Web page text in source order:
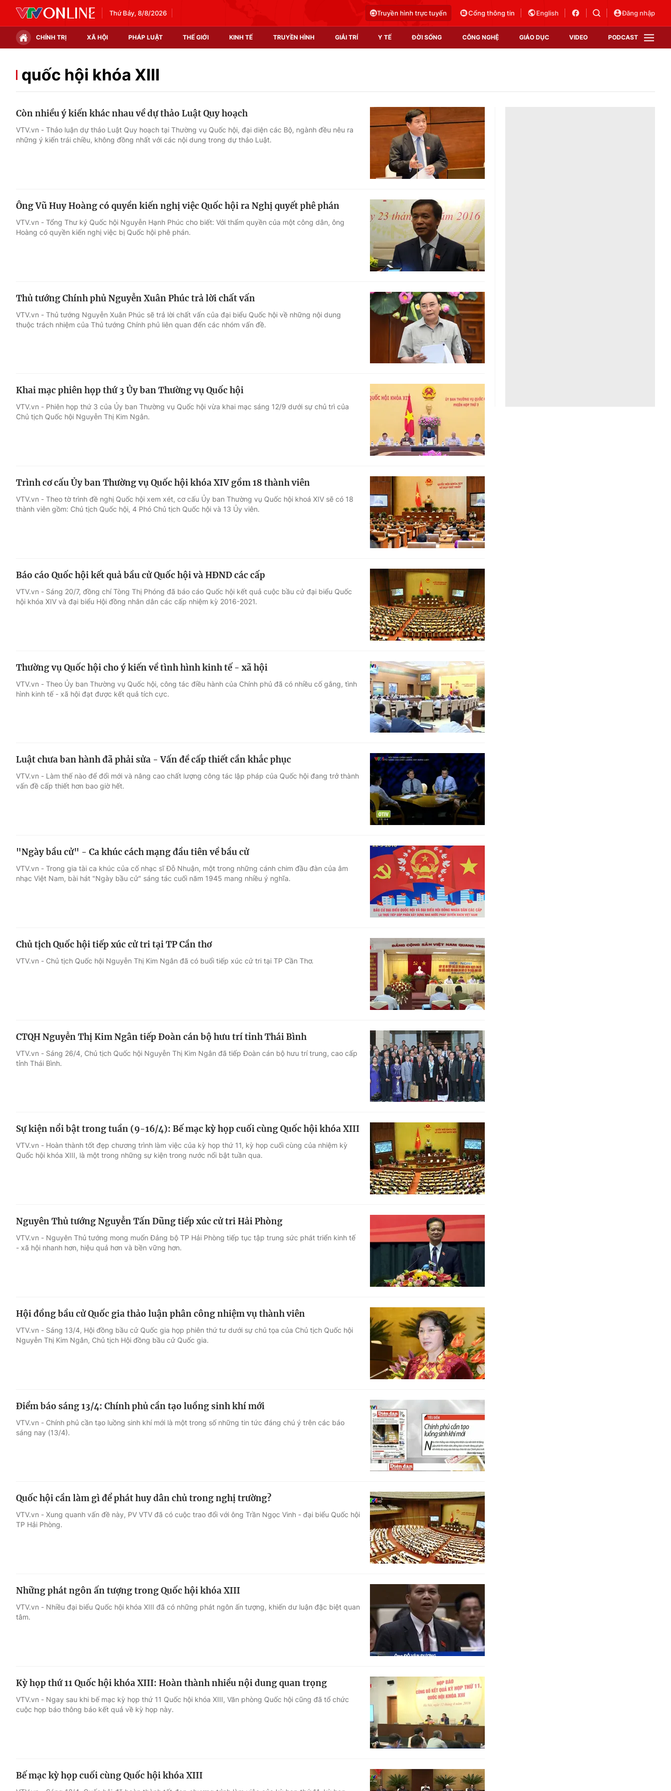
Thứ Bảy, 8/8/2026 Truyền hình trực tuyến Cổng thông tin English Đăng nhập
CHÍNH TRỊ XÃ HỘI PHÁP LUẬT THẾ GIỚI KINH TẾ TRUYỀN HÌNH GIẢI TRÍ Y TẾ ĐỜI SỐNG CÔNG NGHỆ GIÁO DỤC VIDEO PODCAST
Chính trị Xã hội
Thế giới đó đây
Thị trường
Hậu trường
Giải sao mai
Video
Shorts video
Podcast
EMagazine
Photo
Infographic
Góc ảnh
Điện ảnh
Âm nhạc
Sao
Du lịch
Làm đẹp
Chất lượng cuộc sống
Học trực tuyến
Công nghệ
Hitech Công nghệ tương lai
Sản phẩm
Thị trường
Tư vấn
VTV Sức khoẻ
quốc hội khóa XIII
Còn nhiều ý kiến khác nhau về dự thảo Luật Quy hoạch
VTV.vn - Thảo luận dự thảo Luật Quy hoạch tại Thường vụ Quốc hội, đại diện các Bộ, ngành đều nêu ra
những ý kiến trái chiều, không đồng nhất với các nội dung trong dự thảo Luật.
Ông Vũ Huy Hoàng có quyền kiến nghị việc Quốc hội ra Nghị quyết phê phán
VTV.vn - Tổng Thư ký Quốc hội Nguyễn Hạnh Phúc cho biết: Với thẩm quyền của một công dân, ông
Hoàng có quyền kiến nghị việc bị Quốc hội phê phán.
Thủ tướng Chính phủ Nguyễn Xuân Phúc trả lời chất vấn
VTV.vn - Thủ tướng Nguyễn Xuân Phúc sẽ trả lời chất vấn của đại biểu Quốc hội về những nội dung
thuộc trách nhiệm của Thủ tướng Chính phủ liên quan đến các nhóm vấn đề.
Khai mạc phiên họp thứ 3 Ủy ban Thường vụ Quốc hội
VTV.vn - Phiên họp thứ 3 của Ủy ban Thường vụ Quốc hội vừa khai mạc sáng 12/9 dưới sự chủ trì của
Chủ tịch Quốc hội Nguyễn Thị Kim Ngân.
Trình cơ cấu Ủy ban Thường vụ Quốc hội khóa XIV gồm 18 thành viên
VTV.vn - Theo tờ trình đề nghị Quốc hội xem xét, cơ cấu Ủy ban Thường vụ Quốc hội khoá XIV sẽ có 18
thành viên gồm: Chủ tịch Quốc hội, 4 Phó Chủ tịch Quốc hội và 13 Ủy viên.
Báo cáo Quốc hội kết quả bầu cử Quốc hội và HĐND các cấp
VTV.vn - Sáng 20/7, đồng chí Tòng Thị Phóng đã báo cáo Quốc hội kết quả cuộc bầu cử đại biểu Quốc
hội khóa XIV và đại biểu Hội đồng nhân dân các cấp nhiệm kỳ 2016-2021.
Thường vụ Quốc hội cho ý kiến về tình hình kinh tế - xã hội
VTV.vn - Theo Ủy ban Thường vụ Quốc hội, công tác điều hành của Chính phủ đã có nhiều cố gắng, tình
hình kinh tế - xã hội đạt được kết quả tích cực.
Luật chưa ban hành đã phải sửa - Vấn đề cấp thiết cần khắc phục
VTV.vn - Làm thế nào để đổi mới và nâng cao chất lượng công tác lập pháp của Quốc hội đang trở thành
vấn đề cấp thiết hơn bao giờ hết.
"Ngày bầu cử" - Ca khúc cách mạng đầu tiên về bầu cử
VTV.vn - Trong gia tài ca khúc của cố nhạc sĩ Đỗ Nhuận, một trong những cánh chim đầu đàn của âm
nhạc Việt Nam, bài hát "Ngày bầu cử" sáng tác cuối năm 1945 mang nhiều ý nghĩa.
Chủ tịch Quốc hội tiếp xúc cử tri tại TP Cần thơ
VTV.vn - Chủ tịch Quốc hội Nguyễn Thị Kim Ngân đã có buổi tiếp xúc cử tri tại TP Cần Thơ.
CTQH Nguyễn Thị Kim Ngân tiếp Đoàn cán bộ hưu trí tỉnh Thái Bình
VTV.vn - Sáng 26/4, Chủ tịch Quốc hội Nguyễn Thị Kim Ngân đã tiếp Đoàn cán bộ hưu trí trung, cao cấp
tỉnh Thái Bình.
Sự kiện nổi bật trong tuần (9-16/4): Bế mạc kỳ họp cuối cùng Quốc hội khóa XIII
VTV.vn - Hoàn thành tốt đẹp chương trình làm việc của kỳ họp thứ 11, kỳ họp cuối cùng của nhiệm kỳ
Quốc hội khóa XIII, là một trong những sự kiện trong nước nổi bật tuần qua.
Nguyên Thủ tướng Nguyễn Tấn Dũng tiếp xúc cử tri Hải Phòng
VTV.vn - Nguyên Thủ tướng mong muốn Đảng bộ TP Hải Phòng tiếp tục tập trung sức phát triển kinh tế
- xã hội nhanh hơn, hiệu quả hơn và bền vững hơn.
Hội đồng bầu cử Quốc gia thảo luận phân công nhiệm vụ thành viên
VTV.vn - Sáng 13/4, Hội đồng bầu cử Quốc gia họp phiên thứ tư dưới sự chủ tọa của Chủ tịch Quốc hội
Nguyễn Thị Kim Ngân, Chủ tịch Hội đồng bầu cử Quốc gia.
Điểm báo sáng 13/4: Chính phủ cần tạo luồng sinh khí mới
VTV.vn - Chính phủ cần tạo luồng sinh khí mới là một trong số những tin tức đáng chú ý trên các báo
sáng nay (13/4).
Quốc hội cần làm gì để phát huy dân chủ trong nghị trường?
VTV.vn - Xung quanh vấn đề này, PV VTV đã có cuộc trao đổi với ông Trần Ngọc Vinh - đại biểu Quốc hội
TP Hải Phòng.
Những phát ngôn ấn tượng trong Quốc hội khóa XIII
VTV.vn - Nhiều đại biểu Quốc hội khóa XIII đã có những phát ngôn ấn tượng, khiến dư luận đặc biệt quan
tâm.
Kỳ họp thứ 11 Quốc hội khóa XIII: Hoàn thành nhiều nội dung quan trọng
VTV.vn - Ngay sau khi bế mạc kỳ họp thứ 11 Quốc hội khóa XIII, Văn phòng Quốc hội cũng đã tổ chức
cuộc họp báo thông báo kết quả về kỳ họp này.
Bế mạc kỳ họp cuối cùng Quốc hội khóa XIII